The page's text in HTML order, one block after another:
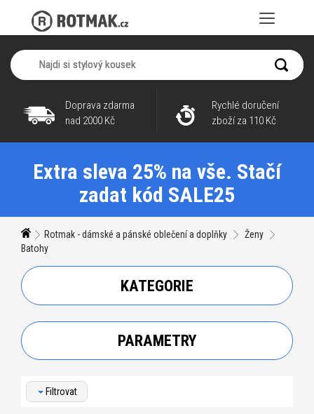
Doprava zdarma
nad 2000 Kč
Rychlé doručení
zboží za 110 Kč
Extra sleva 25% na vše. Stačí
zadat kód SALE25
Rotmak - dámské a pánské oblečení a doplňky
Ženy
Batohy
KATEGORIE
PARAMETRY
Filtrovat